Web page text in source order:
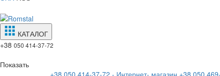
КАТАЛОГ
+38 050 414-37-72
Показать
+38 050 414-37-72 - Интернет- магазин +38 050